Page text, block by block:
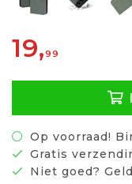
19,99
Op voorraad!
Gratis
Niet goed?